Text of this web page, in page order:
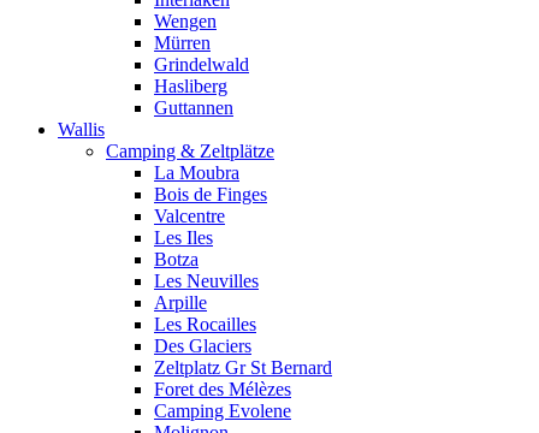
Wengen
Mürren
Grindelwald
Hasliberg
Guttannen
Wallis
Camping & Zeltplätze
La Moubra
Bois de Finges
Valcentre
Les Iles
Botza
Les Neuvilles
Arpille
Les Rocailles
Des Glaciers
Zeltplatz Gr St Bernard
Foret des Mélèzes
Camping Evolene